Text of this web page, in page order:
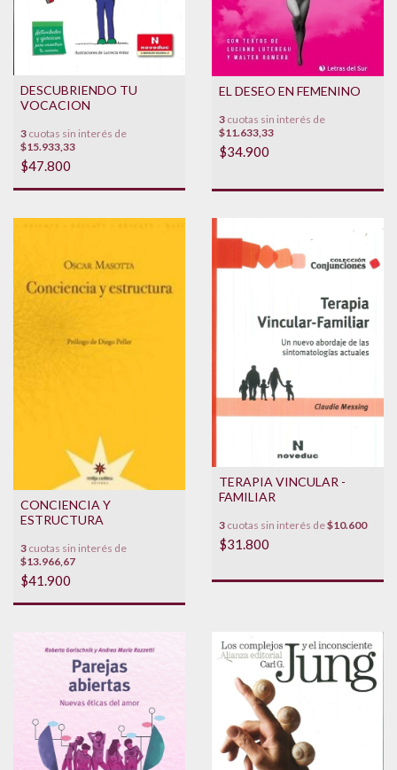
DESCUBRIENDO TU
VOCACION
3 cuotas sin interés de
$15.933,33
$47.800
EL DESEO EN FEMENINO
3 cuotas sin interés de
$11.633,33
$34.900
CONCIENCIA Y
ESTRUCTURA
3 cuotas sin interés de
$13.966,67
$41.900
TERAPIA VINCULAR -
FAMILIAR
3 cuotas sin interés de$10.600
$31.800